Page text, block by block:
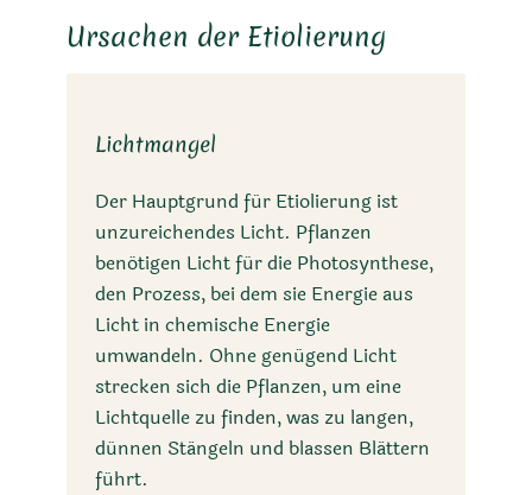
Ursachen der Etiolierung
Lichtmangel
Der Hauptgrund für Etiolierung ist
unzureichendes Licht. Pflanzen
benötigen Licht für die Photosynthese,
den Prozess, bei dem sie Energie aus
Licht in chemische Energie
umwandeln. Ohne genügend Licht
strecken sich die Pflanzen, um eine
Lichtquelle zu finden, was zu langen,
dünnen Stängeln und blassen Blättern
führt.